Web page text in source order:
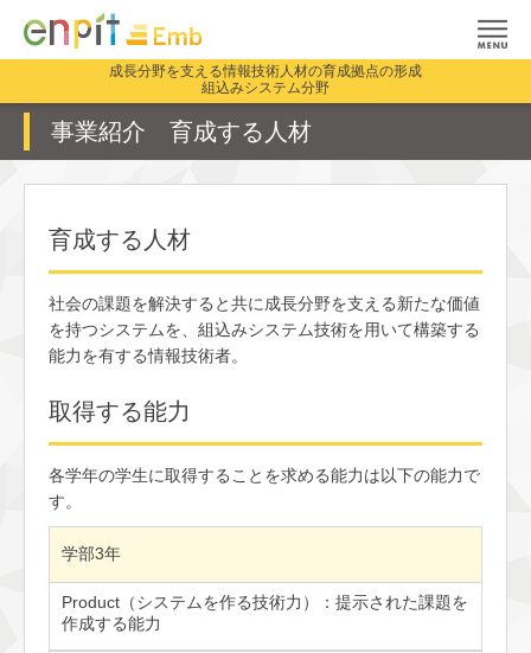
成長分野を支える情報技術人材の育成拠点の形成
組込みシステム分野
事業紹介 育成する人材
育成する人材
社会の課題を解決すると共に成長分野を支える新たな価値
を持つシステムを、組込みシステム技術を用いて構築する
能力を有する情報技術者。
取得する能力
各学年の学生に取得することを求める能力は以下の能力で
す。
学部3年
Product（システムを作る技術力）：提示された課題を
作成する能力